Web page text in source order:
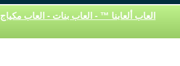
العاب ألعابنا ™ - العاب بنات - العاب مكياج